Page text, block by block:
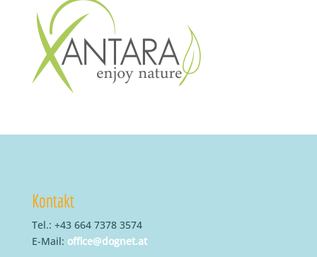
Kontakt
Tel.: +43 664 7378 3574
E-Mail: office@dognet.at